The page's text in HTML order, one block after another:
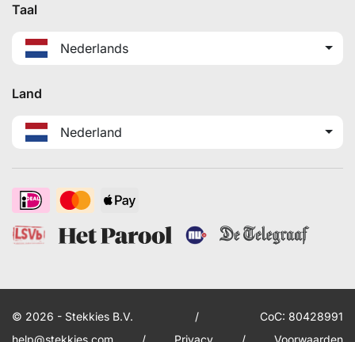
Taal
Nederlands
Land
Nederland
© 2026 - Stekkies B.V. /
CoC: 80428991
help@stekkies.com
/ Privacy / Voorwaarden